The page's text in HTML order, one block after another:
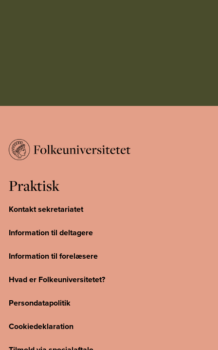
Praktisk
Kontakt sekretariatet
Information til deltagere
Information til forelæsere
Hvad er Folkeuniversitetet?
Persondatapolitik
Cookiedeklaration